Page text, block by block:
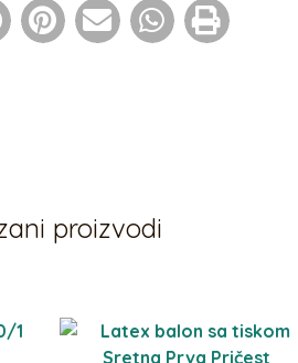
proizvodi